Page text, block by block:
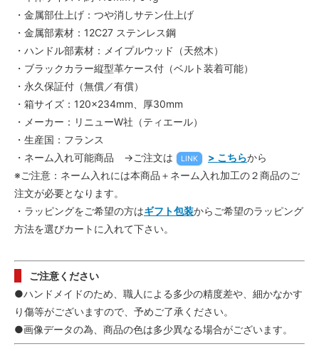
・金属部仕上げ：つや消しサテン仕上げ
・金属部素材：12C27 ステンレス鋼
・ハンドル部素材：メイプルウッド（天然木）
・ブラックカラー縦型革ケース付（ベルト装着可能）
・永久保証付（無償／有償）
・箱サイズ：120×234mm、厚30mm
・メーカー：リニューW社（ティエール）
・生産国：フランス
・ネーム入れ可能商品 →ご注文は
LINK > こちらから
※ご注意：ネーム入れには本商品＋ネーム入れ加工の２商品のご
注文が必要となります。
・ラッピングをご希望の方はギフト包装からご希望のラッピング
方法を選びカートに入れて下さい。
ご注意ください
●ハンドメイドのため、職人による多少の精度差や、細かなかす
り傷等がございますので、予めご了承ください。
●画像データの為、商品の色は多少異なる場合がございます。